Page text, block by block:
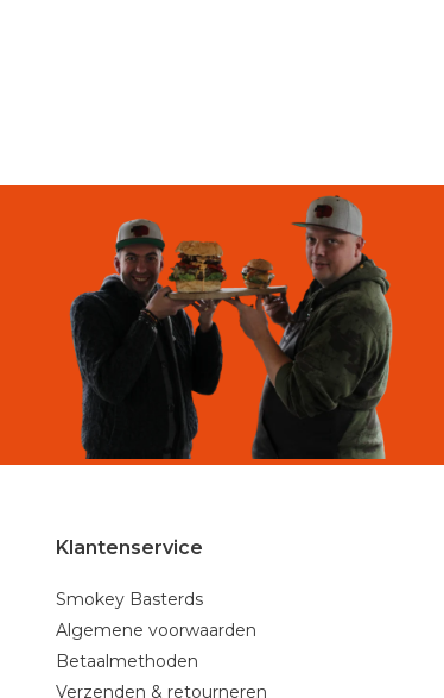
Klantenservice
Smokey Basterds
Algemene voorwaarden
Betaalmethoden
Verzenden & retourneren